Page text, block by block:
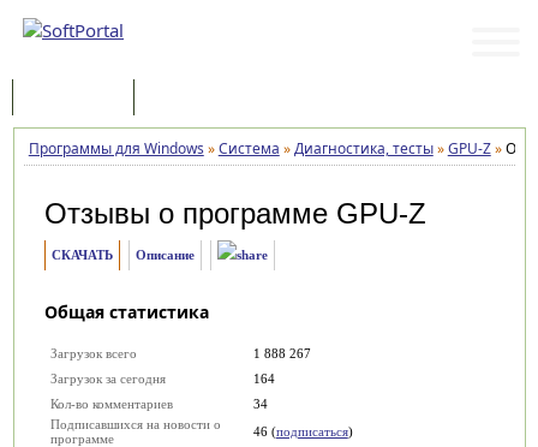
Программы для Windows »Система »Диагностика, тесты»GPU-Z»
Отзывы о программе GPU-Z
СКАЧАТЬ Описание
Общая статистика
Загрузок всего
1 888 267
Загрузок за сегодня
164
Кол-во комментариев
34
Подписавшихся на новости о
программе
46 (подписаться)